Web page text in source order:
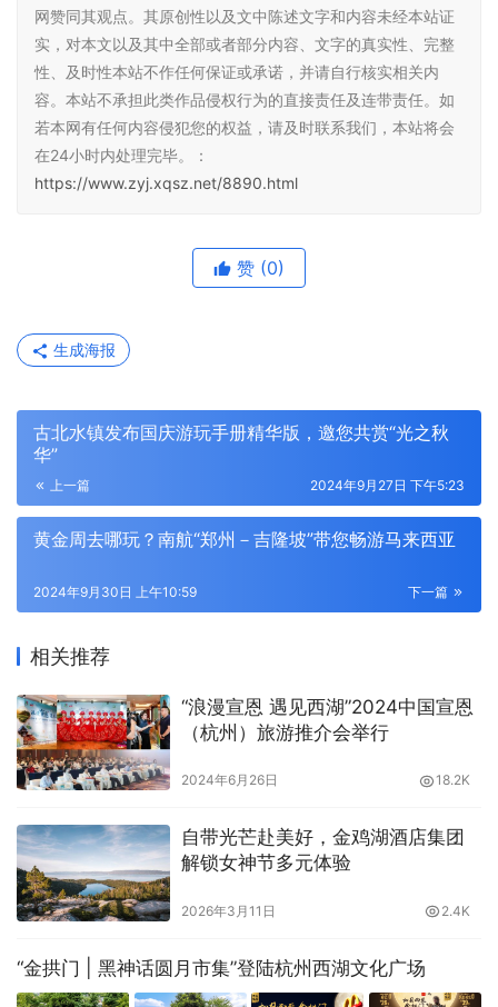
网赞同其观点。其原创性以及文中陈述文字和内容未经本站证
实，对本文以及其中全部或者部分内容、文字的真实性、完整
性、及时性本站不作任何保证或承诺，并请自行核实相关内
容。本站不承担此类作品侵权行为的直接责任及连带责任。如
若本网有任何内容侵犯您的权益，请及时联系我们，本站将会
在24小时内处理完毕。：
https://www.zyj.xqsz.net/8890.html
赞 (0)
生成海报
古北水镇发布国庆游玩手册精华版，邀您共赏“光之秋
华”
上一篇 2024年9月27日 下午5:23
黄金周去哪玩？南航“郑州－吉隆坡”带您畅游马来西亚
下一篇
2024年9月30日 上午10:59
相关推荐
“浪漫宣恩 遇见西湖”2024中国宣恩
（杭州）旅游推介会举行
2024年6月26日 18.2K
自带光芒赴美好，金鸡湖酒店集团
解锁女神节多元体验
2026年3月11日 2.4K
“金拱门 | 黑神话圆月市集”登陆杭州西湖文化广场